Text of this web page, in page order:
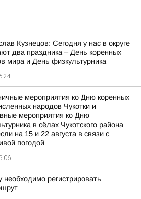
Кузнецов: Сегодня у нас в округе
два праздника – День коренных
мира и День физкультурника
мероприятия ко Дню коренных
народов Чукотки и
мероприятия ко Дню
в сёлах Чукотского района
на 15 и 22 августа в связи с
погодой
необходимо регистрировать